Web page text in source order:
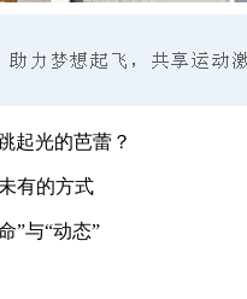
起光的芭蕾？
有的方式
”与“动态”